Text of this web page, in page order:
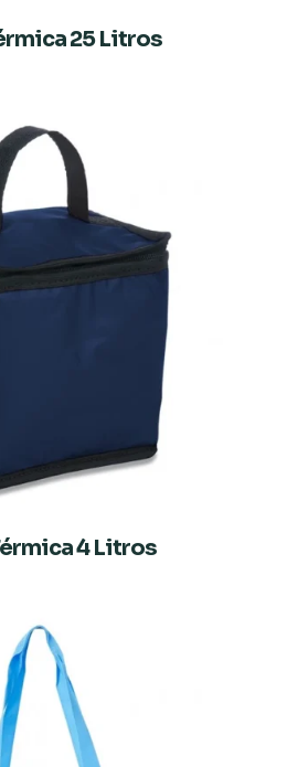
25 Litros
4 Litros